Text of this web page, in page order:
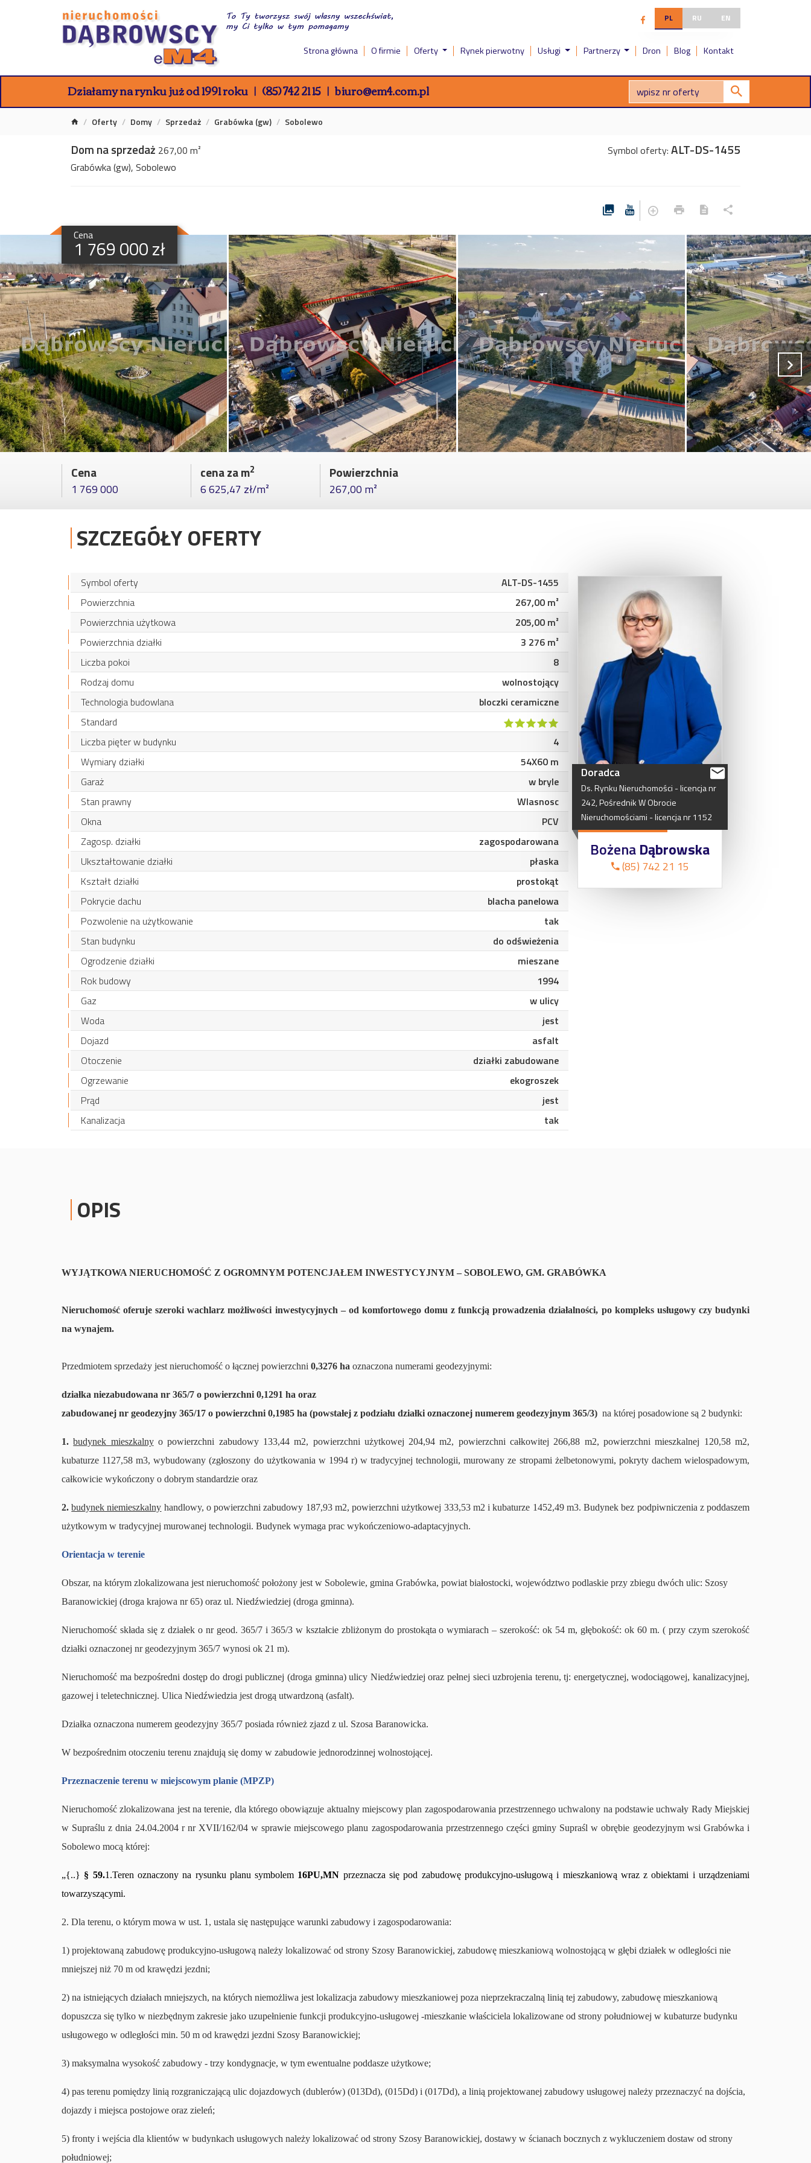
PL RU EN
Strona główna O firmie Oferty Rynek pierwotny Usługi Partnerzy Dron Blog Kontakt
Działamy na rynku już od 1991 roku (85) 742 21 15 biuro@em4.com.pl
Oferty Domy Sprzedaż Grabówka (gw) Sobolewo
Dom na sprzedaż 267,00 m²
Grabówka (gw), Sobolewo
Symbol oferty: ALT-DS-1455
Cena
1 769 000 zł
Cena
1 769 000
cena za m2
6 625,47 zł/m²
Powierzchnia
267,00 m²
SZCZEGÓŁY OFERTY
Symbol oferty
ALT-DS-1455
Powierzchnia
267,00 m²
Powierzchnia użytkowa
205,00 m²
Powierzchnia działki
3 276 m²
Liczba pokoi
8
Rodzaj domu
wolnostojący
Technologia budowlana
bloczki ceramiczne
Standard
Liczba pięter w budynku
4
Wymiary działki
54X60 m
Garaż
w bryle
Stan prawny
Wlasnosc
Okna
PCV
Zagosp. działki
zagospodarowana
Ukształtowanie działki
płaska
Kształt działki
prostokąt
Pokrycie dachu
blacha panelowa
Pozwolenie na użytkowanie
tak
Stan budynku
do odświeżenia
Ogrodzenie działki
mieszane
Rok budowy
1994
Gaz
w ulicy
Woda
jest
Dojazd
asfalt
Otoczenie
działki zabudowane
Ogrzewanie
ekogroszek
Prąd
jest
Kanalizacja
tak
Doradca
Ds.RynkuNieruchomości -licencjanr
242,PośrednikWObrocie
Nieruchomościami -licencjanr1152
BożenaDąbrowska
(85) 742 21 15
OPIS
WYJĄTKOWA NIERUCHOMOŚĆ Z OGROMNYM POTENCJAŁEM INWESTYCYJNYM – SOBOLEWO, GM. GRABÓWKA
Nieruchomość oferuje szeroki wachlarz możliwości inwestycyjnych – od komfortowego domu z funkcją prowadzenia działalności, po kompleks usługowy czy budynki
na wynajem.
Przedmiotem sprzedaży jest nieruchomość o łącznej powierzchni 0,3276 ha oznaczona numerami geodezyjnymi:
działka niezabudowana nr 365/7 o powierzchni 0,1291 ha oraz
zabudowanej nr geodezyjny 365/17 o powierzchni 0,1985 ha (powstałej z podziału działki oznaczonej numerem geodezyjnym 365/3) na której posadowione są 2 budynki:
1.budynek mieszkalnyo powierzchni zabudowy 133,44 m2, powierzchni użytkowej 204,94 m2, powierzchni całkowitej 266,88 m2, powierzchni mieszkalnej 120,58 m2,
kubaturze 1127,58 m3, wybudowany (zgłoszony do użytkowania w 1994 r) w tradycyjnej technologii, murowany ze stropami żelbetonowymi, pokryty dachem wielospadowym,
całkowicie wykończony o dobrym standardzie oraz
2.budynek niemieszkalny handlowy, o powierzchni zabudowy 187,93 m2, powierzchni użytkowej 333,53 m2 i kubaturze 1452,49 m3. Budynek bez podpiwniczenia z poddaszem
użytkowym w tradycyjnej murowanej technologii. Budynek wymaga prac wykończeniowo-adaptacyjnych.
Orientacja w terenie
Obszar, na którym zlokalizowana jest nieruchomość położony jest w Sobolewie, gmina Grabówka, powiat białostocki, województwo podlaskie przy zbiegu dwóch ulic: Szosy
Baranowickiej (droga krajowa nr 65) oraz ul. Niedźwiedziej (droga gminna).
Nieruchomość składa się z działek o nr geod. 365/7 i 365/3 w kształcie zbliżonym do prostokąta o wymiarach – szerokość: ok 54 m, głębokość: ok 60 m. ( przy czym szerokość
działki oznaczonej nr geodezyjnym 365/7 wynosi ok 21 m).
Nieruchomość ma bezpośredni dostęp do drogi publicznej (droga gminna) ulicy Niedźwiedziej oraz pełnej sieci uzbrojenia terenu, tj: energetycznej, wodociągowej, kanalizacyjnej,
gazowej i teletechnicznej. Ulica Niedźwiedzia jest drogą utwardzoną (asfalt).
Działka oznaczona numerem geodezyjny 365/7 posiada również zjazd z ul. Szosa Baranowicka.
W bezpośrednim otoczeniu terenu znajdują się domy w zabudowie jednorodzinnej wolnostojącej.
Przeznaczenie terenu w miejscowym planie (MPZP)
Nieruchomość zlokalizowana jest na terenie, dla którego obowiązuje aktualny miejscowy plan zagospodarowania przestrzennego uchwalony na podstawie uchwały Rady Miejskiej
w Supraślu z dnia 24.04.2004 r nr XVII/162/04 w sprawie miejscowego planu zagospodarowania przestrzennego części gminy Supraśl w obrębie geodezyjnym wsi Grabówka i
Sobolewo mocą której:
„{..} § 59.1.Teren oznaczony na rysunku planu symbolem 16PU,MN przeznacza się pod zabudowę produkcyjno-usługową i mieszkaniową wraz z obiektami i urządzeniami
towarzyszącymi.
2. Dla terenu, o którym mowa w ust. 1, ustala się następujące warunki zabudowy i zagospodarowania:
1) projektowaną zabudowę produkcyjno-usługową należy lokalizować od strony Szosy Baranowickiej, zabudowę mieszkaniową wolnostojącą w głębi działek w odległości nie
mniejszej niż 70 m od krawędzi jezdni;
2) na istniejących działach mniejszych, na których niemożliwa jest lokalizacja zabudowy mieszkaniowej poza nieprzekraczalną linią tej zabudowy, zabudowę mieszkaniową
dopuszcza się tylko w niezbędnym zakresie jako uzupełnienie funkcji produkcyjno-usługowej -mieszkanie właściciela lokalizowane od strony południowej w kubaturze budynku
usługowego w odległości min. 50 m od krawędzi jezdni Szosy Baranowickiej;
3) maksymalna wysokość zabudowy - trzy kondygnacje, w tym ewentualne poddasze użytkowe;
4) pas terenu pomiędzy linią rozgraniczającą ulic dojazdowych (dublerów) (013Dd), (015Dd) i (017Dd), a linią projektowanej zabudowy usługowej należy przeznaczyć na dojścia,
dojazdy i miejsca postojowe oraz zieleń;
5) fronty i wejścia dla klientów w budynkach usługowych należy lokalizować od strony Szosy Baranowickiej, dostawy w ścianach bocznych z wykluczeniem dostaw od strony
południowej;